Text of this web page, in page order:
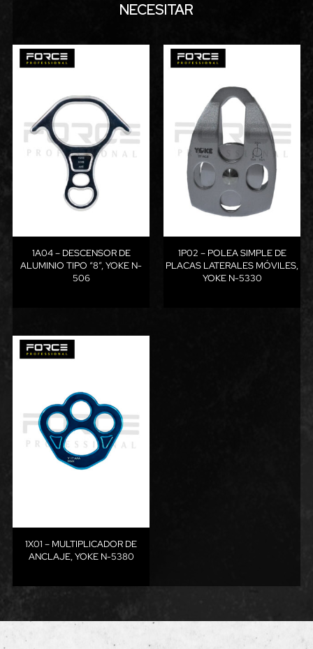
NECESITAR
1A04 – DESCENSOR DE
ALUMINIO TIPO “8”, YOKE N-
506
1P02 – POLEA SIMPLE DE
PLACAS LATERALES MÓVILES,
YOKE N-5330
1X01 – MULTIPLICADOR DE
ANCLAJE, YOKE N-5380